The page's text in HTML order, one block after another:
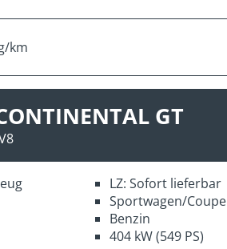
km
GT
LZ: Sofort lieferbar
Sportwagen/Coupe
Benzin
404 kW (549 PS)